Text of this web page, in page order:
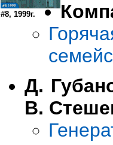
#8, 1999г.
Д.
В.